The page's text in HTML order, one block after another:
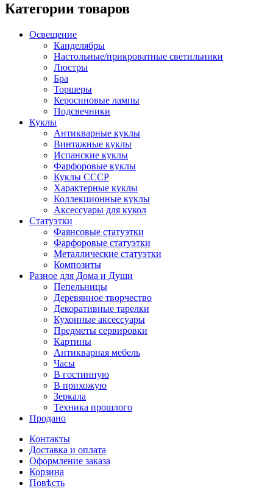
Категории товаров
Освещение
Канделябры
Настольные/прикроватные светильники
Люстры
Бра
Торшеры
Керосиновые лампы
Подсвечники
Куклы
Антикварные куклы
Винтажные куклы
Испанские куклы
Фарфоровые куклы
Куклы СССР
Характерные куклы
Коллекционные куклы
Аксессуары для кукол
Статуэтки
Фаянсовые статуэтки
Фарфоровые статуэтки
Металлические статуэтки
Композиты
Разное для Дома и Души
Пепельницы
Деревянное творчество
Декоративные тарелки
Кухонные аксессуары
Предметы сервировки
Картины
Антикварная мебель
Часы
В гостинную
В прихожую
Зеркала
Техника прошлого
Продано
Контакты
Доставка и оплата
Оформление заказа
Корзина
Повѣсть